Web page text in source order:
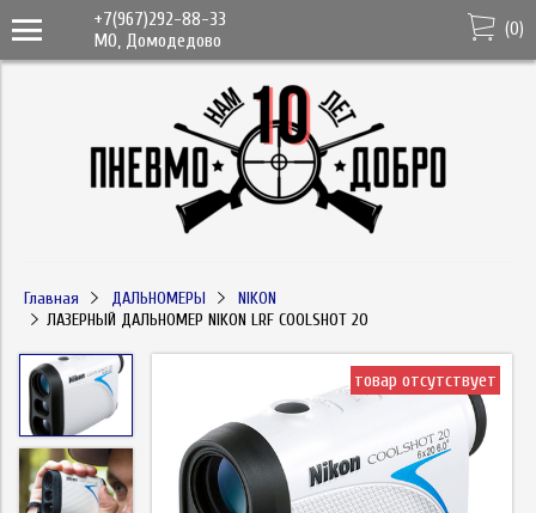
+7(967)292-88-33
МО, Домодедово
(0)
Главная ДАЛЬНОМЕРЫ
NIKON
ЛАЗЕРНЫЙ ДАЛЬНОМЕР NIKON LRF COOLSHOT 20
товар отсутствует